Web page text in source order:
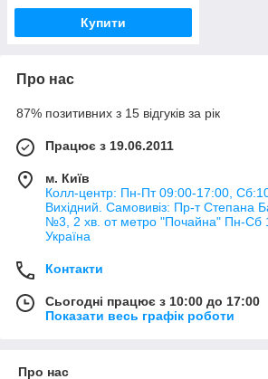
Купити
Про нас
87% позитивних з 15 відгуків за рік
Працює з 19.06.2011
м. Київ
Колл-центр: Пн-Пт 09:00-17:00,
Вихідний. Самовивіз: Пр-т Степана
№3, 2 хв. от метро "Почайна" Пн-Cб
Україна
Контакти
Сьогодні працює з 10:00 до 17:00
Показати весь графік роботи
Про нас